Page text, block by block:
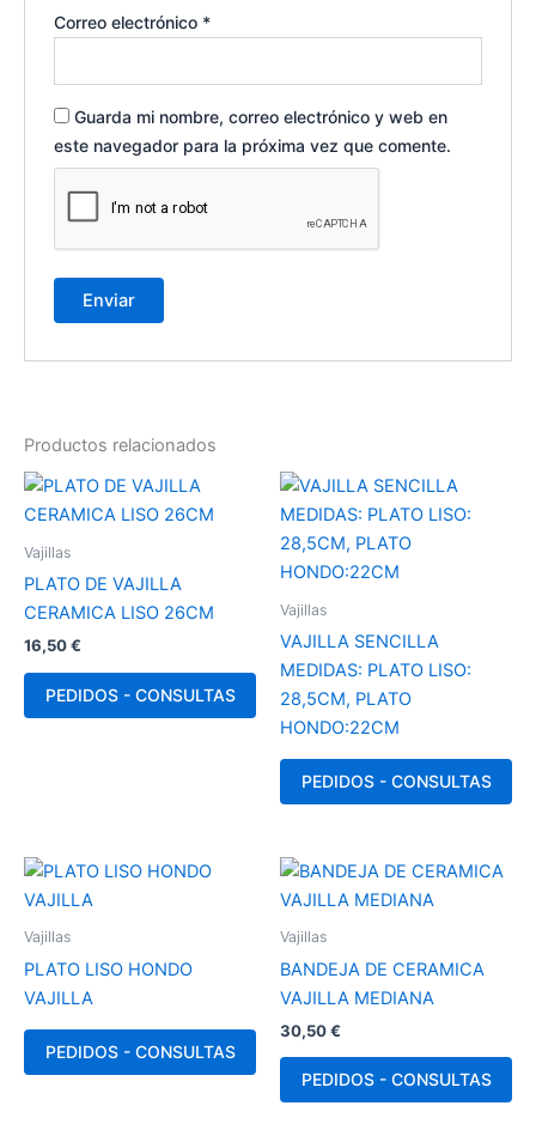
Correo electrónico *
Guarda mi nombre, correo electrónico y web en
este navegador para la próxima vez que comente.
Productos relacionados
Vajillas
PLATO DE VAJILLA
CERAMICA LISO 26CM
16,50€
PEDIDOS - CONSULTAS
Vajillas
VAJILLA SENCILLA
MEDIDAS: PLATO LISO:
28,5CM, PLATO
HONDO:22CM
PEDIDOS - CONSULTAS
Vajillas
PLATO LISO HONDO
VAJILLA
PEDIDOS - CONSULTAS
Vajillas
BANDEJA DE CERAMICA
VAJILLA MEDIANA
30,50€
PEDIDOS - CONSULTAS